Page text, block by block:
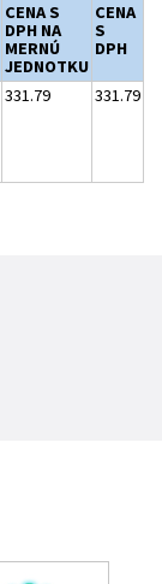
CENA S
DPH NA
MERNÚ
JEDNOTKU
CENA
S
DPH
331.79 331.79